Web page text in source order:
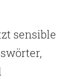
sensible